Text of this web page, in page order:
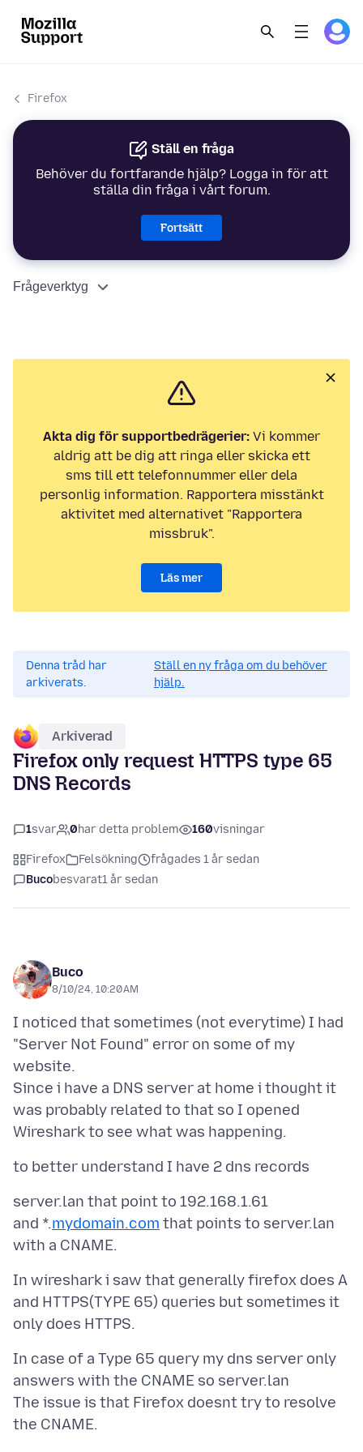
Firefox
Ställ en fråga
Behöver du fortfarande hjälp? Logga in för att
ställa din fråga i vårt forum.
Fortsätt
Frågeverktyg
Akta dig för supportbedrägerier: Vi kommer
aldrig att be dig att ringa eller skicka ett
sms till ett telefonnummer eller dela
personlig information. Rapportera misstänkt
aktivitet med alternativet "Rapportera
missbruk".
Läs mer
Denna tråd har
arkiverats.
Ställ en ny fråga om du behöver
hjälp.
Arkiverad
Firefox only request HTTPS type 65
DNS Records
1svar 0har detta problem 160visningar
Firefox Felsökning
frågades 1 år sedan
Bucobesvarat1 år sedan
Buco
8/10/24, 10:20 AM
I noticed that sometimes (not everytime) I had
"Server Not Found" error on some of my
website.
Since i have a DNS server at home i thought it
was probably related to that so I opened
server.lan that point to 192.168.1.61
and *.mydomain.com that points to server.lan
In wireshark i saw that generally firefox does A
and HTTPS(TYPE 65) queries but sometimes it
In case of a Type 65 query my dns server only
answers with the CNAME so server.lan
The issue is that Firefox doesnt try to resolve